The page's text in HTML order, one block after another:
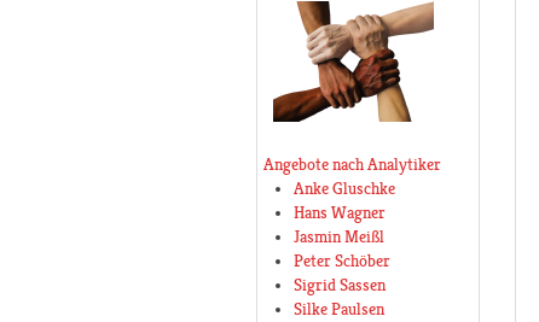
Angebote nach Analytiker
Anke Gluschke
Hans Wagner
Jasmin Meißl
Peter Schöber
Sigrid Sassen
Silke Paulsen